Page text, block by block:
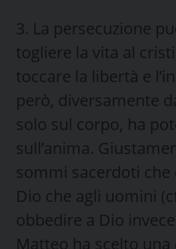
3. La persecuzione
togliere la vita al
toccare la libertà e
però, diversamente
solo sul corpo, ha
sull’anima.
sommi sacerdoti che
Dio che agli uomini
obbedire a Dio
Matteo ha scelto una